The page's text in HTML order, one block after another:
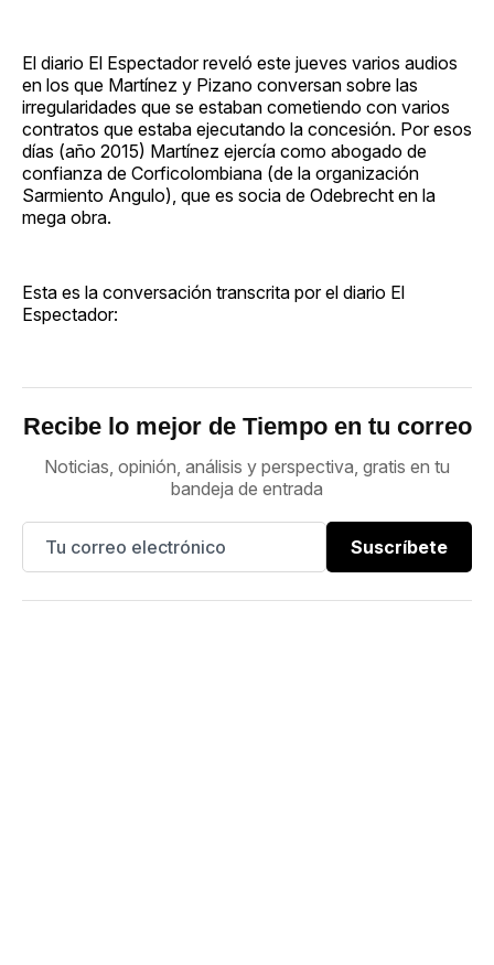
El diario El Espectador reveló este jueves varios audios
en los que Martínez y Pizano conversan sobre las
irregularidades que se estaban cometiendo con varios
contratos que estaba ejecutando la concesión. Por esos
días (año 2015) Martínez ejercía como abogado de
confianza de Corficolombiana (de la organización
Sarmiento Angulo), que es socia de Odebrecht en la
mega obra.
Esta es la conversación transcrita por el diario El
Espectador:
Recibe lo mejor de Tiempo en tu correo
Noticias, opinión, análisis y perspectiva, gratis en tu
bandeja de entrada
Suscríbete